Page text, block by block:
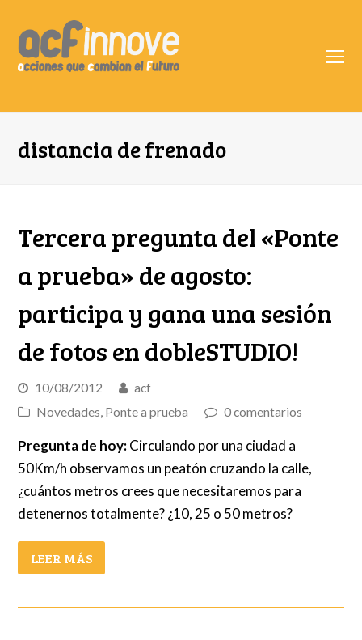
distancia de frenado
Tercera pregunta del «Ponte
a prueba» de agosto:
participa y gana una sesión
de fotos en dobleSTUDIO!
10/08/2012
acf
Novedades, Ponte a prueba 0 comentarios
Pregunta de hoy:Circulando por una ciudad a
50Km/h observamos un peatón cruzando la calle,
¿cuántos metros crees que necesitaremos para
detenernos totalmente? ¿10, 25 o 50 metros?
LEER MÁS